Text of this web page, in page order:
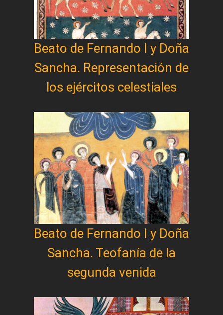
Beato de Fernando I y Doña
Sancha. Representación de
los ejércitos celestiales
Beato de Fernando I y Doña
Sancha. Teofanía de la
segunda venida